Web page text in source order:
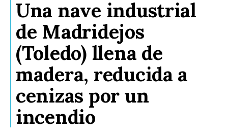
Una nave industrial
de Madridejos
(Toledo) llena de
madera, reducida a
cenizas por un
incendio